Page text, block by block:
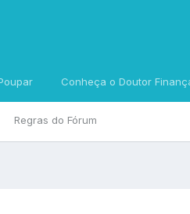
Regras do Fórum
Conheça o Doutor